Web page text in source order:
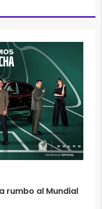
rumbo al Mundial